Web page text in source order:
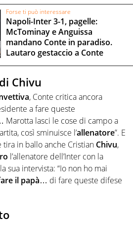
Forse ti può interessare
Napoli-Inter 3-1, pagelle:
McTominay e Anguissa
mandano Conte in paradiso.
Lautaro gestaccio a Conte
Chivu
, Conte critica ancora
a fare queste
Marotta lasci le cose di campo a
così sminuisce l’allenatore”. E
in ballo anche Cristian Chivu,
l’allenatore dell’Inter con la
sua intervista: “Io non ho mai
il papà… di fare queste difese